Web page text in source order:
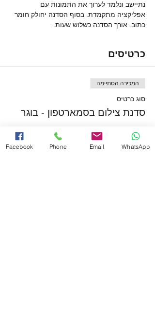
נתיישב ונלמד לערוך את התמונות עם
אפליקציה מתקמדת. בסוף הסדנה יחולק חומר
כתוב. אורך הסדנה כשלוש שעות.
כרטיסים
המכירה הסתיימה
סוג כרטיס
סדנת צילום בסמארטפון - בוגר
פרטים נוספים
מחיר Facebook Phone Email WhatsApp